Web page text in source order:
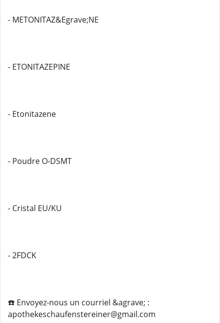
- METONITAZ&Egrave;NE
- ETONITAZEPINE
- Etonitazene
- Poudre O-DSMT
- Cristal EU/KU
- 2FDCK
☎️ Envoyez-nous un courriel &agrave; :
apothekeschaufenstereiner@gmail.com